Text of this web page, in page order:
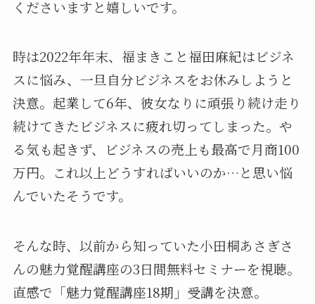
くださいますと嬉しいです。
時は2022年年末、福まきこと福田麻紀はビジネ
スに悩み、一旦自分ビジネスをお休みしようと
決意。起業して6年、彼女なりに頑張り続け走り
続けてきたビジネスに疲れ切ってしまった。や
る気も起きず、ビジネスの売上も最高で月商100
万円。これ以上どうすればいいのか…と思い悩
んでいたそうです。
そんな時、以前から知っていた小田桐あさぎさ
んの魅力覚醒講座の3日間無料セミナーを視聴。
直感で「魅力覚醒講座18期」受講を決意。